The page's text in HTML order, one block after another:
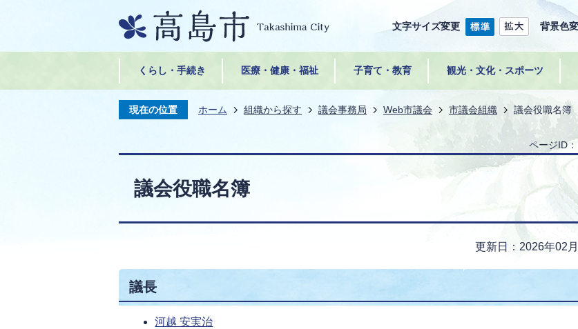
文字サイズ変更 背景色
くらし・手続き 医療・健康・福祉 子育て・教育 観光・文化・スポーツ
現在の位置 ホーム 組織から探す 議会事務局 Web市議会 市議会組織 議会役職名簿
ページID：
議会役職名簿
更新日：2026年02
議長
河越 安実治